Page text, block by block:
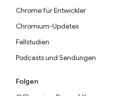
Chrome für Entwickler
Chromium-Updates
Fallstudien
Podcasts und Sendungen
Folgen